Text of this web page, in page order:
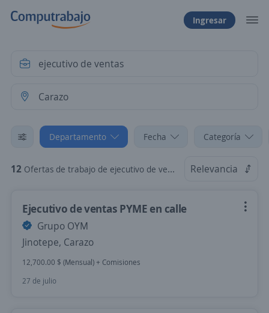
Ingresar
Departamento Fecha Categoría
12 Ofertas de trabajo de ejecutivo de ventas en Carazo Relevancia
Ejecutivo de ventas PYME en calle
Grupo OYM
Jinotepe, Carazo
12,700.00 $ (Mensual) + Comisiones
27 de julio